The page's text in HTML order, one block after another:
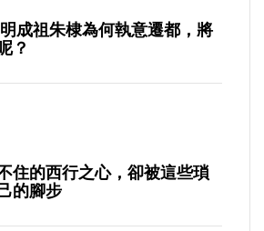
成祖朱棣為何執意遷都，將
？
住的西行之心，卻被這些瑣
的腳步